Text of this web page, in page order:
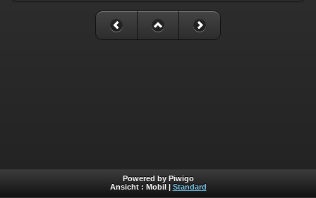
Powered by Piwigo
Ansicht : Mobil Standard